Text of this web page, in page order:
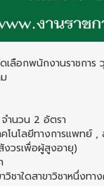
ลือกพนักงานราชการ
ำนวน 2 อัตรา
โนโลยีทางการแพทย์ ,
วรเพื่อผู้สูงอายุ)
ชาใดสาขาวิชาหนึ่งทา